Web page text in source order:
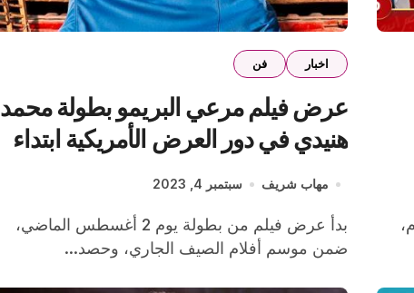
اخبار فن
عرض فيلم مرعي البريمو بطولة محمد
هنيدي في دور العرض الأمريكية ابتداء
من الجمعة المقبلة
مهاب شريف سبتمبر 4, 2023
بدأ عرض فيلم من بطولة يوم 2 أغسطس الماضي،
ضمن موسم أفلام الصيف الجاري، وحصد...